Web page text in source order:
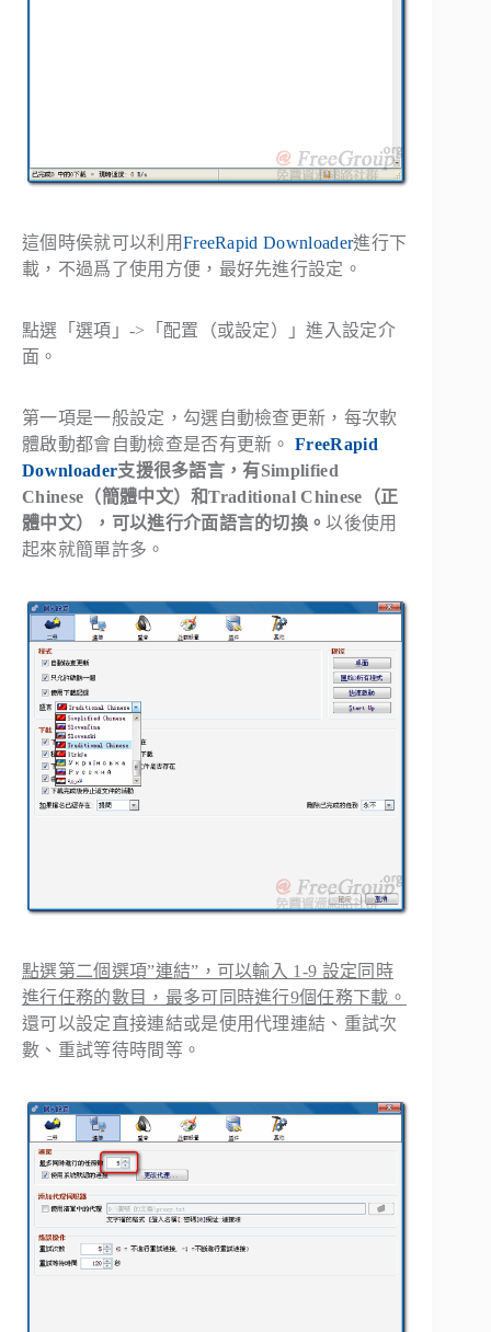
這個時侯就可以利用FreeRapid Downloader進行下
載，不過爲了使用方便，最好先進行設定。
點選「選項」->「配置（或設定）」進入設定介
面。
第一項是一般設定，勾選自動檢查更新，每次軟
體啟動都會自動檢查是否有更新。FreeRapid
Downloader支援很多語言，有Simplified
Chinese（簡體中文）和Traditional Chinese（正
體中文），可以進行介面語言的切換。以後使用
起來就簡單許多。
點選第二個選項”連結”，可以輸入 1-9 設定同時
進行任務的數目，最多可同時進行9個任務下載。
還可以設定直接連結或是使用代理連結、重試次
數、重試等待時間等。